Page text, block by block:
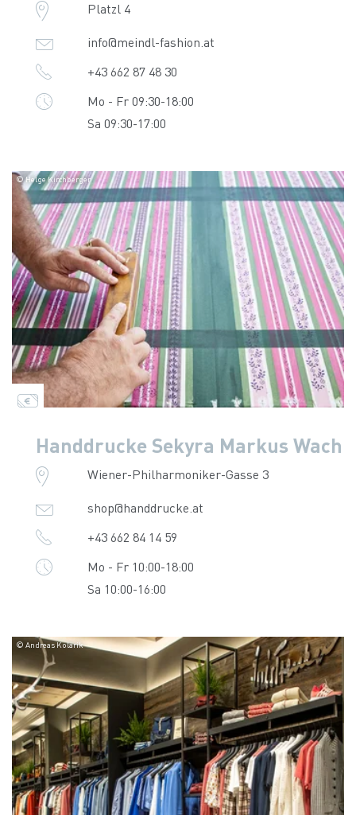
Platzl 4
info@meindl-fashion.at
+43 662 87 48 30
Mo - Fr 09:30-18:00
Sa 09:30-17:00
© Helge Kirchberger
Handdrucke Sekyra Markus Wach
Wiener-Philharmoniker-Gasse 3
shop@handdrucke.at
+43 662 84 14 59
Mo - Fr 10:00-18:00
Sa 10:00-16:00
© Andreas Kolarik